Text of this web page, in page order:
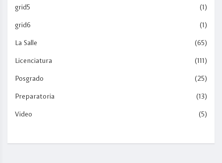
grid5 (1)
grid6 (1)
La Salle (65)
Licenciatura (111)
Posgrado (25)
Preparatoria (13)
Video (5)